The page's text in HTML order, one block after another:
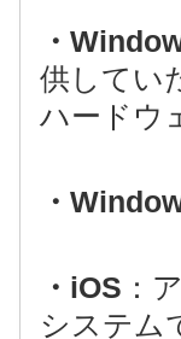
・
供してい
ハードウ
・
・iOS ：
システム